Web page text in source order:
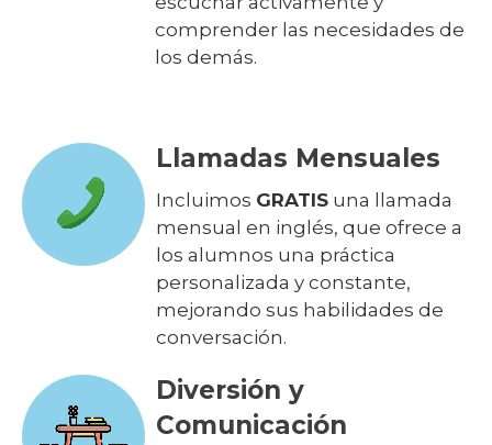
comprender las necesidades de
los demás.
Llamadas Mensuales
Incluimos GRATIS una llamada
mensual en inglés, que ofrece a
los alumnos una práctica
personalizada y constante,
mejorando sus habilidades de
conversación.
Diversión y
Comunicación